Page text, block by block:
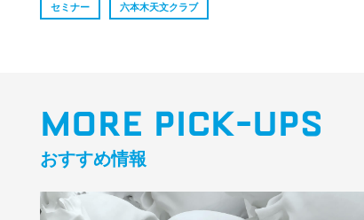
セミナー 六本木天文クラブ
MORE PICK-UPS
おすすめ情報